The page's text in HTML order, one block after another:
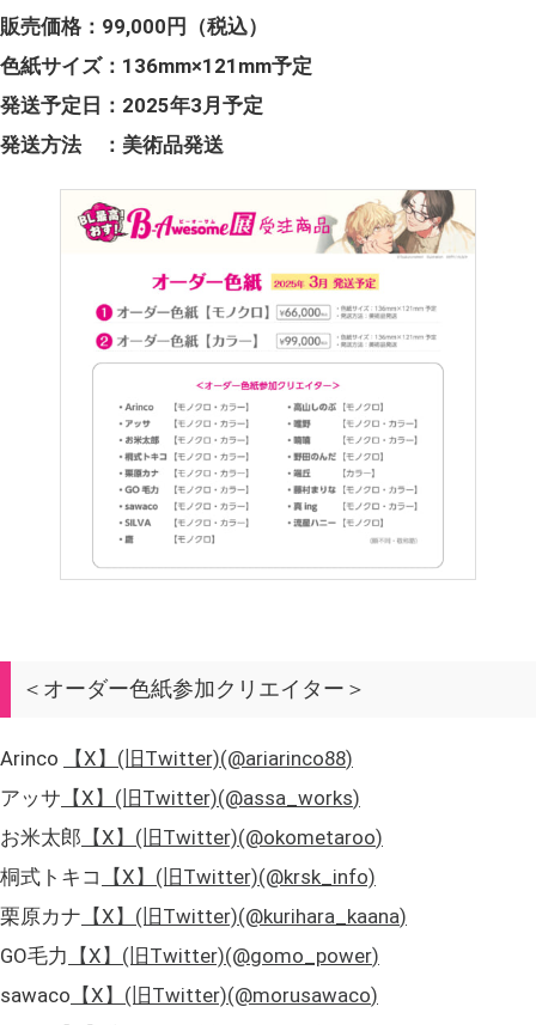
販売価格：99,000円（税込）
色紙サイズ：136mm×121mm予定
発送予定日：2025年3月予定
発送方法 ：美術品発送
＜オーダー色紙参加クリエイター＞
Arinco 【X】(旧Twitter)(@ariarinco88)
アッサ 【X】(旧Twitter)(@assa_works)
お米太郎 【X】(旧Twitter)(@okometaroo)
桐式トキコ
【X】(旧Twitter)(@krsk_info)
栗原カナ 【X】(旧Twitter)(@kurihara_kaana)
GO毛力 【X】(旧Twitter)(@gomo_power)
sawaco 【X】(旧Twitter)(@morusawaco)